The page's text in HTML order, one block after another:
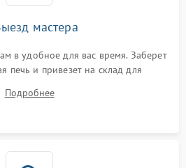
мастера
в удобное для вас время. Заберет
печь и привезет на склад для
Подробнее